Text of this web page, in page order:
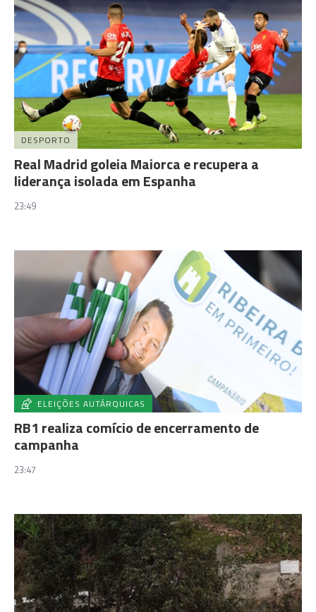
DESPORTO
Real Madrid goleia Maiorca e recupera a
liderança isolada em Espanha
23:49
ELEIÇÕES AUTÁRQUICAS
RB1 realiza comício de encerramento de
campanha
23:47